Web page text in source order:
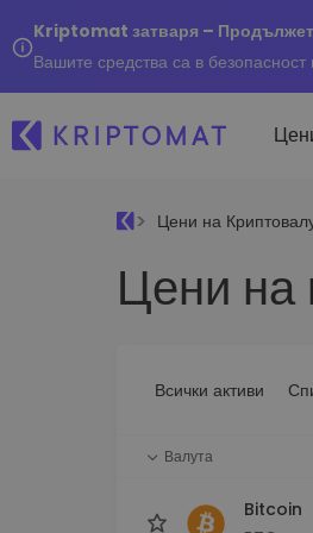
Kriptomat затваря –
Вашите средства са в
Всички цени
Над 300+ криптовалути
инвестиране
Цени на
Цени на
Всички активи
Валута
Bitcoin